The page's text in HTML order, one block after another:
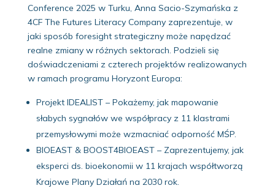
Conference 2025 w Turku, Anna Sacio-Szymańska z
4CF The Futures Literacy Company zaprezentuje, w
jaki sposób foresight strategiczny może napędzać
realne zmiany w różnych sektorach. Podzieli się
doświadczeniami z czterech projektów realizowanych
w ramach programu Horyzont Europa:
Projekt IDEALIST – Pokażemy, jak mapowanie
słabych sygnałów we współpracy z 11 klastrami
przemysłowymi może wzmacniać odporność MŚP.
BIOEAST & BOOST4BIOEAST – Zaprezentujemy, jak
eksperci ds. bioekonomii w 11 krajach współtworzą
Krajowe Plany Działań na 2030 rok.